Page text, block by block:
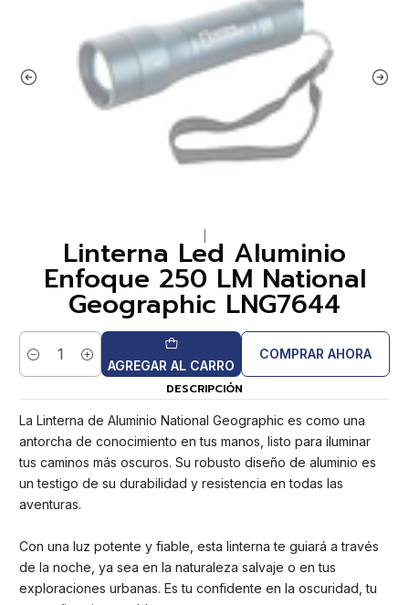
Linterna Led Aluminio
Enfoque 250 LM National
Geographic LNG7644
Cantidad AGREGAR AL CARRO
COMPRAR AHORA
DESCRIPCIÓN
La Linterna de Aluminio National Geographic es como una
antorcha de conocimiento en tus manos, listo para iluminar
tus caminos más oscuros. Su robusto diseño de aluminio es
un testigo de su durabilidad y resistencia en todas las
aventuras.
Con una luz potente y fiable, esta linterna te guiará a través
de la noche, ya sea en la naturaleza salvaje o en tus
exploraciones urbanas. Es tu confidente en la oscuridad, tu